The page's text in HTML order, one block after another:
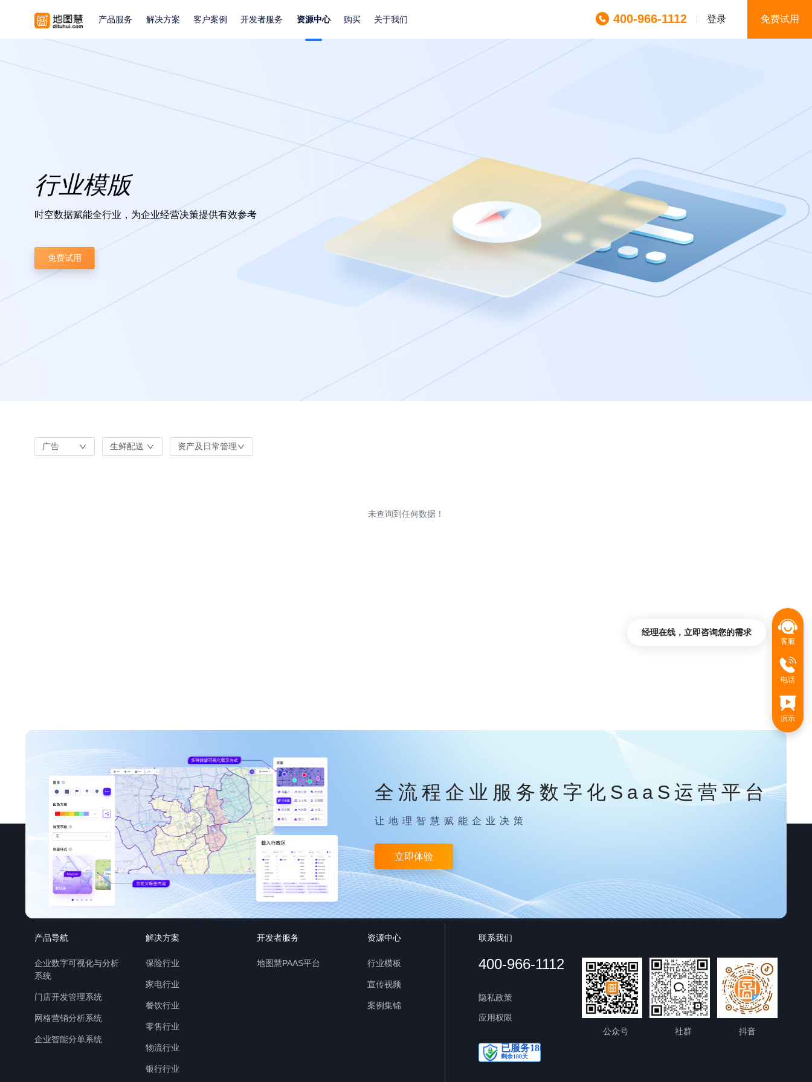
产品服务 解决方案 客户案例 开发者服务 资源中心 购买 关于我们 400-966-1112 登录 免费试用
行业模版
时空数据赋能全行业，为企业经营决策提供有效参考
免费试用
广告 生鲜配送 资产及日常管理
未查询到任何数据！
全流程企业服务数字化SaaS运营平台
让地理智慧赋能企业决策
立即体验
产品导航
企业数字可视化与分析
系统
门店开发管理系统
网格营销分析系统
企业智能分单系统
解决方案
保险行业
家电行业
餐饮行业
零售行业
物流行业
银行行业
开发者服务
地图慧PAAS平台
资源中心
行业模板
宣传视频
案例集锦
联系我们
400-966-1112
隐私政策
应用权限
公众号
社群 抖音
客服
电话
演示
经理在线，立即咨询您的需求